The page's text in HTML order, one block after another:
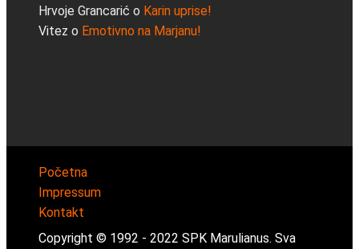
Hrvoje Grancarić o Karin uprise!
Vitez o Emotivno na Marjanu!
Početna
Impressum
Kontakt
Copyright © 1992 - 2022 SPK Marulianus. Sva